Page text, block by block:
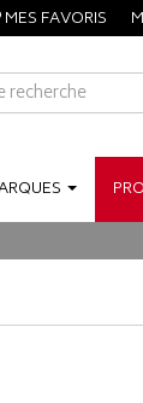
MES FAVORIS